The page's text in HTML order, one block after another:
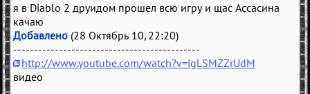
я в Diablo 2 друидом прошел всю игру и щас Ассасина
качаю
Добавлено (28 Октябрь 10, 22:20)
---------------------------------------------
http://www.youtube.com/watch?v=igLSMZZrUdM
видео